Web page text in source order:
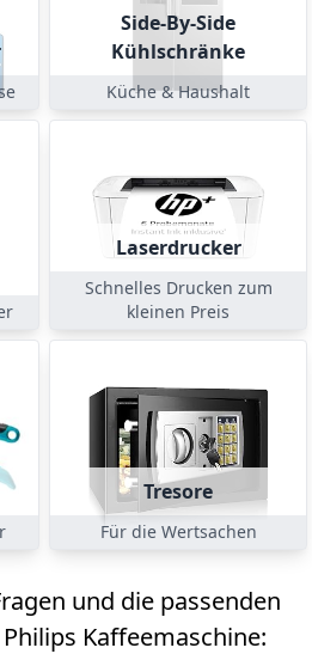
Side-By-Side
Kühlschränke
Küche & Haushalt
Laserdrucker
Schnelles Drucken zum
kleinen Preis
Tresore
Für die Wertsachen
und die passenden
Kaffeemaschine: